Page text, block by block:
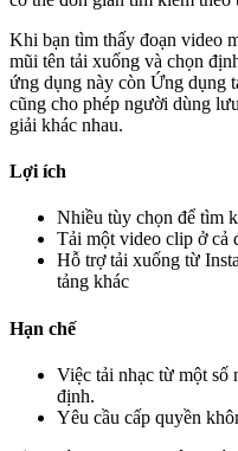
Khi bạn tìm thấy đoạn video
mũi tên tải xuống và chọn
ứng dụng này còn Ứng dụng
cũng cho phép người dùng
giải khác nhau.
Lợi ích
Nhiều tùy chọn để tìm
Tải một video clip ở cả
Hỗ trợ tải xuống từ
tảng khác
Hạn chế
Việc tải nhạc từ một số
định.
Yêu cầu cấp quyền